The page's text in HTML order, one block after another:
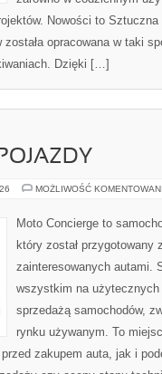
Nowości to
opracowana w taki
Dzięki […]
MOŻLIWOŚĆ
Moto Concierge to
który został przygotowany
zainteresowanych autami.
wszystkim na
sprzedażą samochodów,
rynku używanym. To
zakupem auta, jak i